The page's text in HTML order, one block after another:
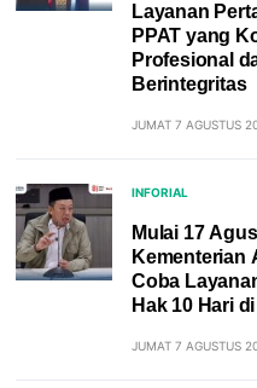
Layanan
PPAT yang
Profesional
Berintegritas
JUMAT 7 AGUSTUS
INFORIAL
Mulai 17
Kementerian
Coba
Hak 10 Hari
JUMAT 7 AGUSTUS